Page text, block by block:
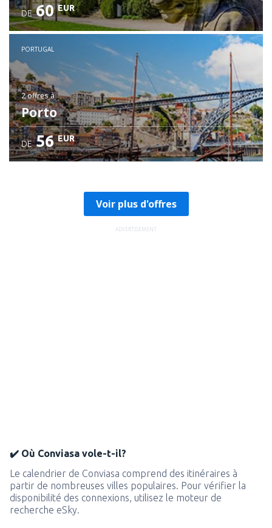
DE 60 EUR
PORTUGAL
2 offresà
Porto
DE 56 EUR
Voir plus d'offres
ADVERTISEMENT
✔️ Où Conviasa vole-t-il?
Le calendrier de Conviasa comprend des itinéraires à
partir de nombreuses villes populaires. Pour vérifier la
disponibilité des connexions, utilisez le moteur de
recherche eSky.